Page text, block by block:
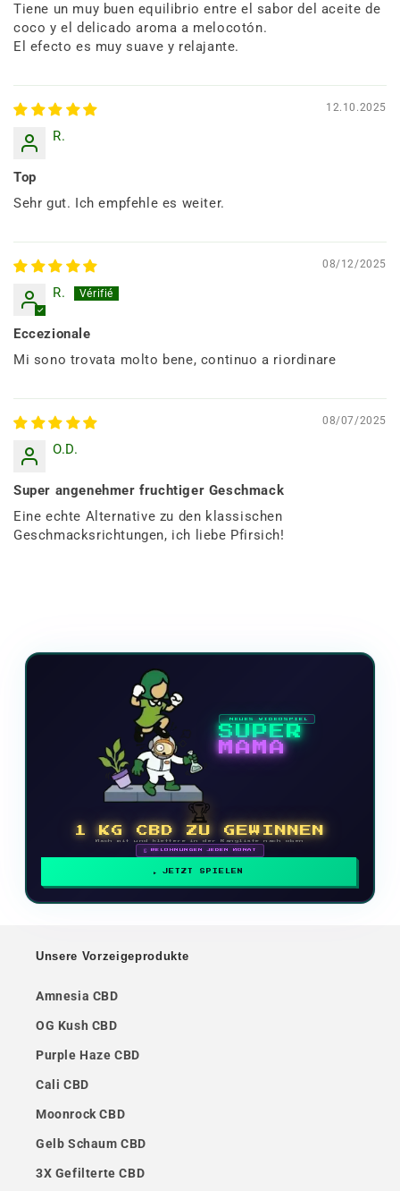
Tiene un muy buen equilibrio entre el sabor del aceite de
coco y el delicado aroma a melocotón.
El efecto es muy suave y relajante.
12.10.2025
R.
Top
Sehr gut. Ich empfehle es weiter.
08/12/2025
R.
Eccezionale
Mi sono trovata molto bene, continuo a riordinare
08/07/2025
O.D.
Super angenehmer fruchtiger Geschmack
Eine echte Alternative zu den klassischen
Geschmacksrichtungen, ich liebe Pfirsich!
NEUES VIDEOSPIEL
SUPER
MAMA
🏆
1 KG CBD ZU GEWINNEN
Mach mit und klettere in der Rangliste nach oben
🗓 BELOHNUNGEN JEDEN MONAT
JETZT SPIELEN
Unsere Vorzeigeprodukte
Amnesia CBD
OG Kush CBD
Purple Haze CBD
Cali CBD
Moonrock CBD
Gelb Schaum CBD
3X Gefilterte CBD